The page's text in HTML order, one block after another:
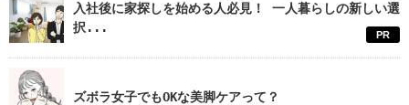
入社後に家探しを始める人必見！ 一人暮らしの新しい選
択...
PR
ズボラ女子でもOKな美脚ケアって？